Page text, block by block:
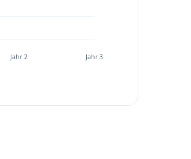
Jahr 2 Jahr 3